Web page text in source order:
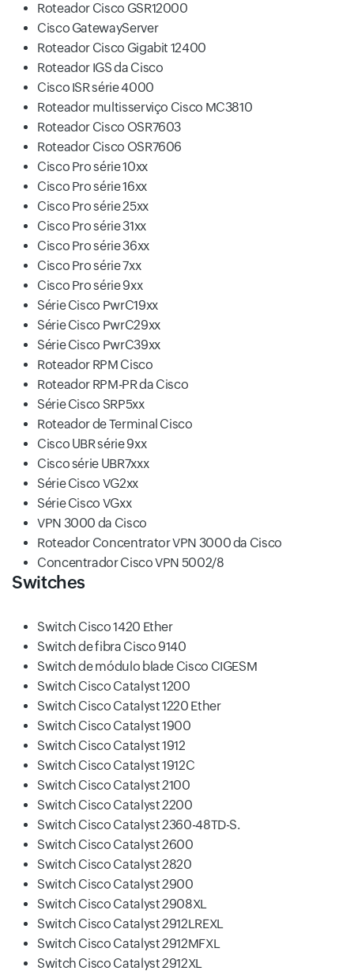
Roteador Cisco GSR12000
Cisco GatewayServer
Roteador Cisco Gigabit 12400
Roteador IGS da Cisco
Cisco ISR série 4000
Roteador multisserviço Cisco MC3810
Roteador Cisco OSR7603
Roteador Cisco OSR7606
Cisco Pro série 10xx
Cisco Pro série 16xx
Cisco Pro série 25xx
Cisco Pro série 31xx
Cisco Pro série 36xx
Cisco Pro série 7xx
Cisco Pro série 9xx
Série Cisco PwrC19xx
Série Cisco PwrC29xx
Série Cisco PwrC39xx
Roteador RPM Cisco
Roteador RPM-PR da Cisco
Série Cisco SRP5xx
Roteador de Terminal Cisco
Cisco UBR série 9xx
Cisco série UBR7xxx
Série Cisco VG2xx
Série Cisco VGxx
VPN 3000 da Cisco
Roteador Concentrator VPN 3000 da Cisco
Concentrador Cisco VPN 5002/8
Switches
Switch Cisco 1420 Ether
Switch de fibra Cisco 9140
Switch de módulo blade Cisco CIGESM
Switch Cisco Catalyst 1200
Switch Cisco Catalyst 1220 Ether
Switch Cisco Catalyst 1900
Switch Cisco Catalyst 1912
Switch Cisco Catalyst 1912C
Switch Cisco Catalyst 2100
Switch Cisco Catalyst 2200
Switch Cisco Catalyst 2360-48TD-S.
Switch Cisco Catalyst 2600
Switch Cisco Catalyst 2820
Switch Cisco Catalyst 2900
Switch Cisco Catalyst 2908XL
Switch Cisco Catalyst 2912LREXL
Switch Cisco Catalyst 2912MFXL
Switch Cisco Catalyst 2912XL